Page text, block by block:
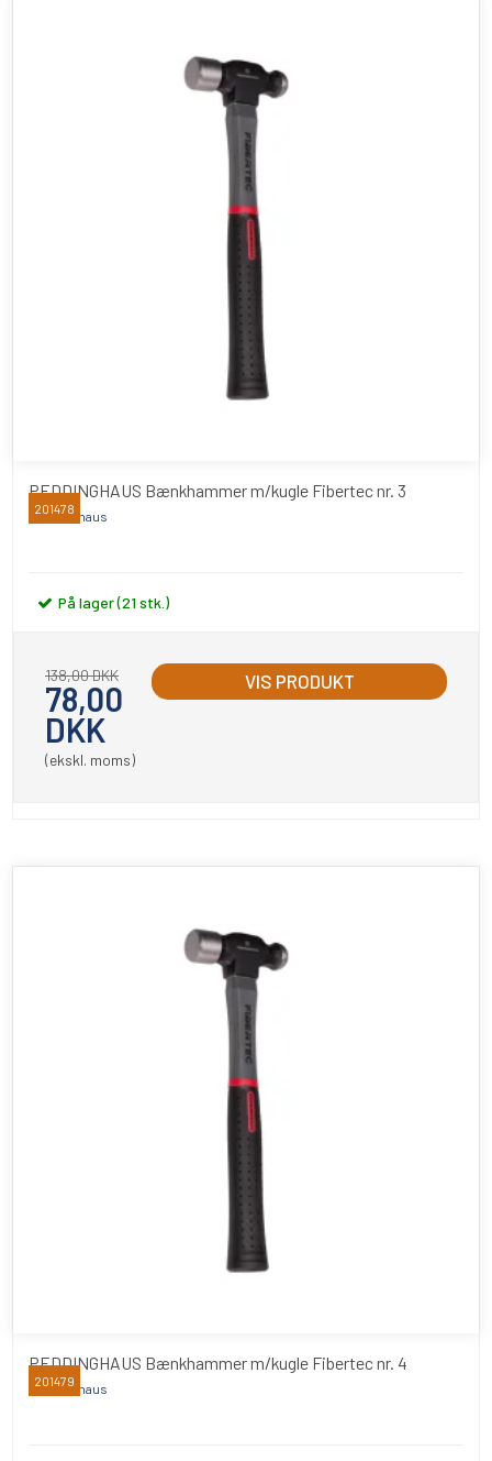
PEDDINGHAUS Bænkhammer m/kugle Fibertec nr. 3
Peddinghaus
201478
På lager (21 stk.)
138,00 DKK
78,00
DKK
(ekskl. moms)
VIS PRODUKT
PEDDINGHAUS Bænkhammer m/kugle Fibertec nr. 4
Peddinghaus
201479